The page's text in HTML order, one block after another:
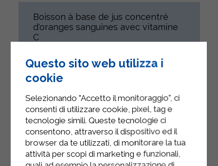
Boisson à base de jus concentré
d'oranges sanguines avec vitamine
C
d'oranges sanguines avec vitamine
C soumise à un traitement
thermique UHT et conditionnée
selon de strictes normes d'asepsie.
Ce produit s'adresse à tous, sous
réserve de leur état de santé.
Sans Gluten.
Questo sito web utilizza i
cookie
Selezionando "Accetto il monitoraggio", ci
consenti di utilizzare cookie, pixel, tag e
tecnologie simili. Queste tecnologie ci
consentono, attraverso il dispositivo ed il
browser da te utilizzati, di monitorare la tua
attività per scopi di marketing e funzionali,